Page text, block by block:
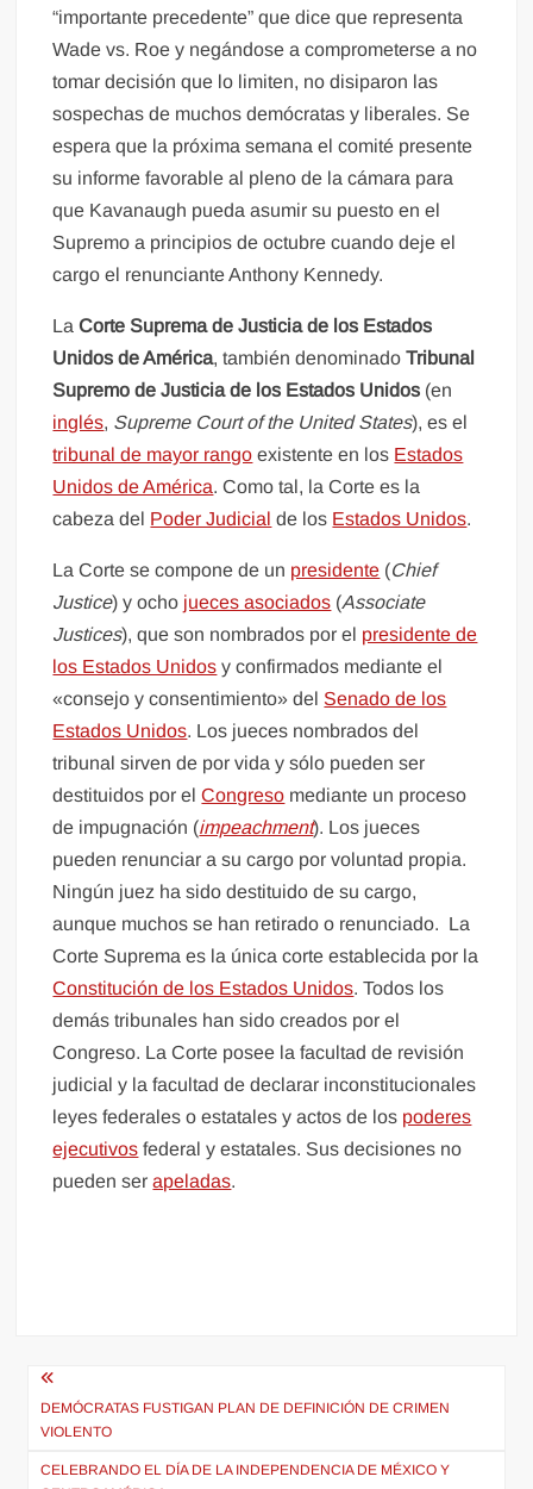
“importante precedente” que dice que representa
Wade vs. Roe y negándose a comprometerse a no
tomar decisión que lo limiten, no disiparon las
sospechas de muchos demócratas y liberales. Se
espera que la próxima semana el comité presente
su informe favorable al pleno de la cámara para
que Kavanaugh pueda asumir su puesto en el
Supremo a principios de octubre cuando deje el
cargo el renunciante Anthony Kennedy.
LaCorte Suprema de Justicia de los Estados
Unidos de América, también denominadoTribunal
Supremo de Justicia de los Estados Unidos (en
inglés, Supreme Court of the United States), es el
tribunal de mayor rango existente en los Estados
Unidos de América. Como tal, la Corte es la
cabeza del Poder Judicial de los Estados Unidos.
La Corte se compone de un presidente (Chief
Justice) y ocho jueces asociados (Associate
Justices), que son nombrados por el presidente de
los Estados Unidos y confirmados mediante el
«consejo y consentimiento» del Senado de los
Estados Unidos. Los jueces nombrados del
tribunal sirven de por vida y sólo pueden ser
destituidos por elCongreso mediante un proceso
de impugnación (impeachment). Los jueces
pueden renunciar a su cargo por voluntad propia.
Ningún juez ha sido destituido de su cargo,
aunque muchos se han retirado o renunciado. La
Corte Suprema es la única corte establecida por la
Constitución de los Estados Unidos. Todos los
demás tribunales han sido creados por el
Congreso. La Corte posee la facultad de revisión
judicial y la facultad de declarar inconstitucionales
leyes federales o estatales y actos de los poderes
ejecutivos federal y estatales. Sus decisiones no
pueden serapeladas.
Navegación
de
entradas
DEMÓCRATAS FUSTIGAN PLAN DE DEFINICIÓN DE CRIMEN
VIOLENTO
CELEBRANDO EL DÍA DE LA INDEPENDENCIA DE MÉXICO Y